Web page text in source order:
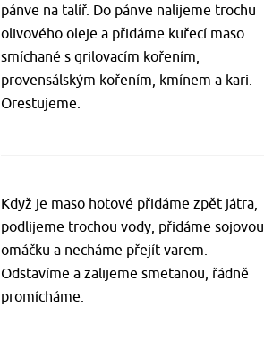
pánve na talíř. Do pánve nalijeme trochu
olivového oleje a přidáme kuřecí maso
smíchané s grilovacím kořením,
provensálským kořením, kmínem a kari.
Orestujeme.
Když je maso hotové přidáme zpět játra,
podlijeme trochou vody, přidáme sojovou
omáčku a necháme přejít varem.
Odstavíme a zalijeme smetanou, řádně
promícháme.